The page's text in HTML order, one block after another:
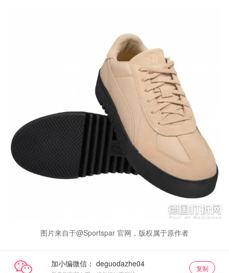
图片来自于@Sportspar 官网，版权属于原作者
加小编微信： 复制